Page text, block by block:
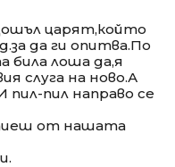
царят,който
да ги опитва.По
била лоша да,я
слуга на ново.А
пил-пил направо се
от нашата